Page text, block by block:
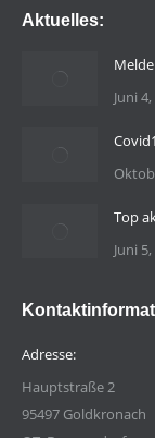
Aktuelles:
Juni
Top
Juni
Adresse:
Hauptstraße 2
95497 Goldkronach